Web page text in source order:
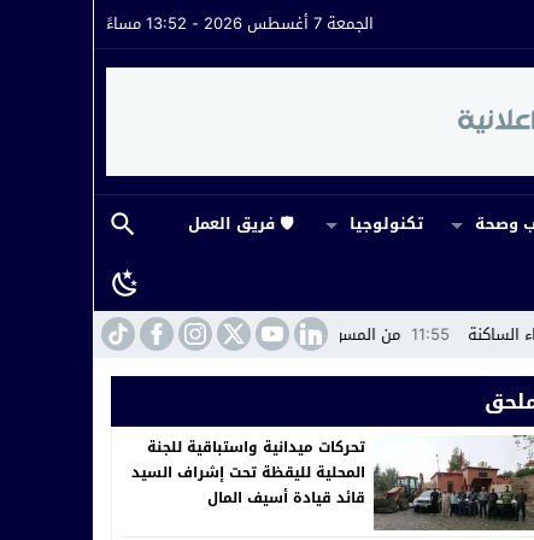
الجمعة 7 أغسطس 2026 - 13:52 مساءً
وصحة تكنولوجيا 🛡️ فريق العمل
الاوراق بين ماهو تنظيمي واداري وثقني بالمجزرة البلدية بمراكش؟
تحركات ميدانية واستباقية للجنة
المحلية لليقظة تحت إشراف السيد
قائد قيادة أسيف المال